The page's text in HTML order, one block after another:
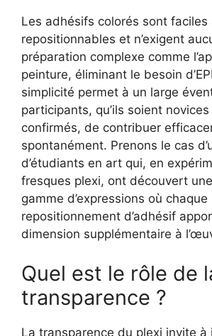
Les adhésifs colorés sont faciles
repositionnables et n’exigent
préparation complexe comme
peinture, éliminant le besoin
simplicité permet à un large
participants, qu’ils soient
confirmés, de contribuer
spontanément. Prenons le cas
d’étudiants en art qui, en
fresques plexi, ont découvert
gamme d’expressions où chaque
repositionnement d’adhésif
dimension supplémentaire à
Quel est le rôle de
transparence ?
La transparence du plexi invite à